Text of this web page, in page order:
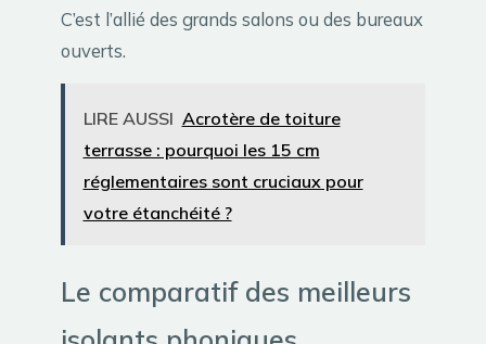
C’est l’allié des grands salons ou des bureaux
ouverts.
LIRE AUSSI Acrotère de toiture
terrasse : pourquoi les 15 cm
réglementaires sont cruciaux pour
votre étanchéité ?
Le comparatif des meilleurs